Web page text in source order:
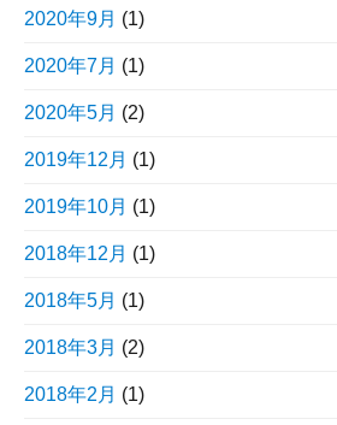
2020年9月 (1)
2020年7月 (1)
2020年5月 (2)
2019年12月 (1)
2019年10月 (1)
2018年12月 (1)
2018年5月 (1)
2018年3月 (2)
2018年2月 (1)